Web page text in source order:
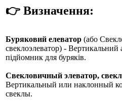
👉 Визначення:
Буряковий елеватор (або
свеклоэлеватор) - Вертикальний
підйомник для буряків.
Свекловичный элеватор,
Вертикальный или наклонный
свеклы.